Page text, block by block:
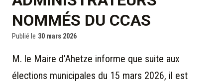
NOMMÉS DU CCAS
Publié le 30 mars 2026
M. le Maire d’Ahetze informe que suite aux
élections municipales du 15 mars 2026, il est